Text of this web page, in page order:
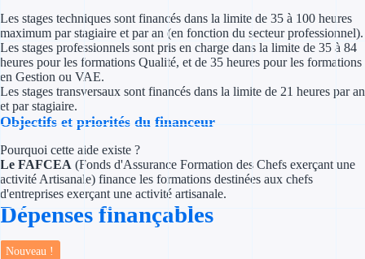
Crédits &
Exonération
Aides Urssaf
Prêt
Les stages techniques sont financés dans la limite de 35 à 100 heures
maximum par stagiaire et par an (en fonction du secteur professionnel).
Les stages professionnels sont pris en charge dans la limite de 35 à 84
heures pour les formations Qualité, et de 35 heures pour les formations
en Gestion ou VAE.
Les stages transversaux sont financés dans la limite de 21 heures par an
et par stagiaire.
Objectifs et priorités du financeur
Pourquoi cette aide existe ?
Le FAFCEA (Fonds d'Assurance Formation des Chefs exerçant une
activité Artisanale) finance les formations destinées aux chefs
d'entreprises exerçant une activité artisanale.
Dépenses finançables
Nouveau !